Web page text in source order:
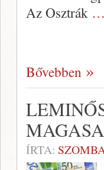
Az Osztrák …
Bővebben
ÍRTA: